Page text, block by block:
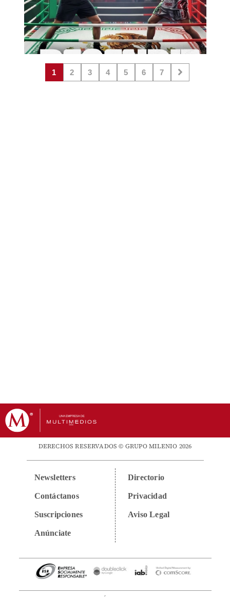
1 2 3 4 5 6 7
DERECHOS RESERVADOS © GRUPO MILENIO 2026
Newsletters
Contáctanos
Suscripciones
Anúnciate
Directorio
Privacidad
Aviso Legal